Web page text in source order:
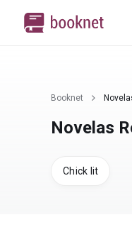
Booknet
Novelas
Chick lit